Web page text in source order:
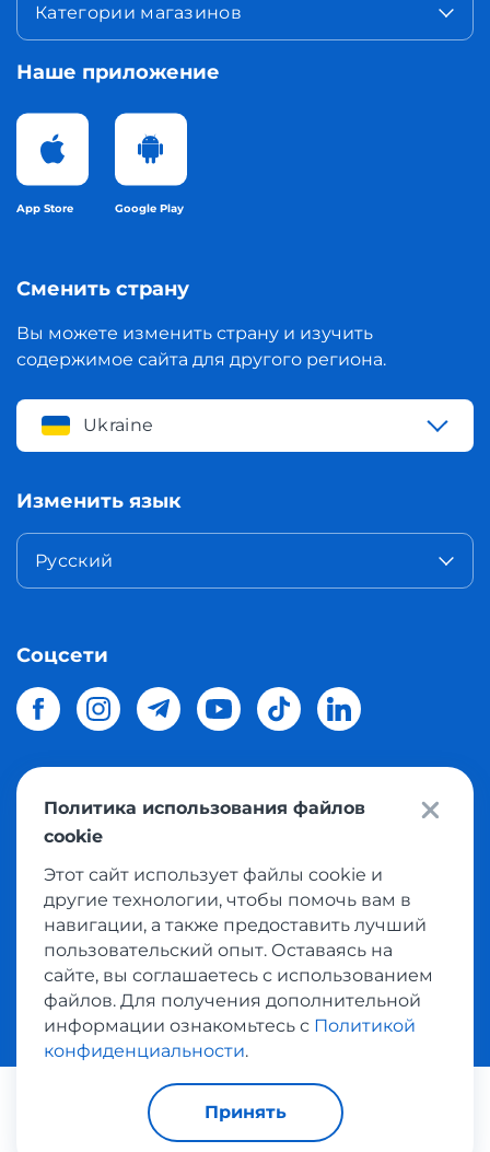
Категории магазинов
Наше приложение
App Store Google Play
Сменить страну
Вы можете изменить страну и изучить
содержимое сайта для другого региона.
Ukraine
Изменить язык
Русский
Соцсети
© 2026 Meest Shoppingдоставка покупок с интернет
магазинов мира в Украину.
Политика конфиденциальности
Публичная оферта
Условия пользования сервисом выкупа товаров
Платежные системы:
Политика использования файлов
cookie
Этот сайт использует файлы cookie и
другие технологии, чтобы помочь вам в
навигации, а также предоставить лучший
пользовательский опыт. Оставаясь на
сайте, вы соглашаетесь с использованием
файлов. Для получения дополнительной
информации ознакомьтесь с Политикой
конфиденциальности.
Принять